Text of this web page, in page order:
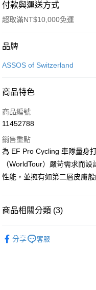
付款與運送方式
超取滿NT$10,000免運
付款方式
信用卡一次付款
ATM付款
運送方式
全家取貨付款
付款後全家取貨
7-11取貨付款
品牌
ASSOS of Switzerland
商品特色
商品編號
11452788
銷售重點
為 EF Pro Cycling 車隊量身
（WorldTour）嚴苛需求而
性能，並擁有如第二層皮膚
商品相關分類 (3)
分享 客服